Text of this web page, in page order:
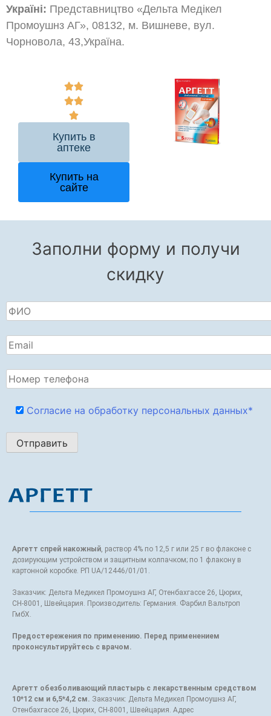
Україні: Представництво «Дельта Медікел
Промоушнз АГ», 08132, м. Вишневе, вул.
Чорновола, 43,Україна.
Купить в
аптеке
Купить на
сайте
Заполни форму и получи
скидку
Согласие на обработку персональных данных*
Аргетт спрей накожный, раствор 4% по 12,5 г или 25 г во флаконе с
дозирующим устройством и защитным колпачком; по 1 флакону в
картонной коробке. РП UA/12446/01/01.
Заказчик: Дельта Медикел Промоушнз АГ, Отенбахгассе 26, Цюрих,
СН-8001, Швейцария. Производитель: Германия. Фарбил Вальтроп
ГмбХ.
Предостережения по применению. Перед применением
проконсультируйтесь с врачом.
Аргетт обезболивающий пластырь с лекарственным средством
10*12 см и 6,5*4,2 см. Заказчик: Дельта Медикел Промоушнз АГ,
Отенбахгассе 26, Цюрих, СН-8001, Швейцария. Адрес